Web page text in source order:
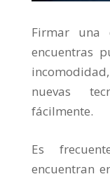
Firmar una
encuentras
nuevas
fácilmente.
Es
encuentran